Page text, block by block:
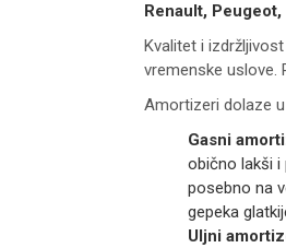
Renault, Peugeot,
Kvalitet i
vremenske uslove.
Amortizeri dolaze
Gasni
obično lakši i
posebno na
gepeka
Uljni